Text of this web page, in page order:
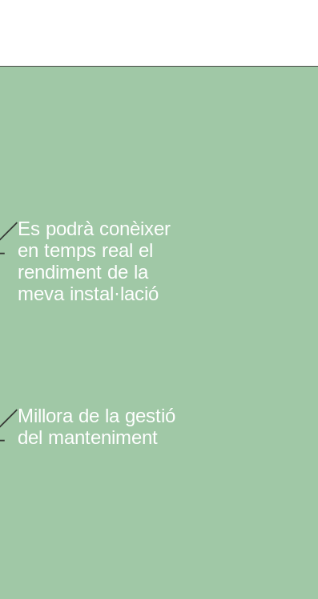
Es podrà conèixer
en temps real el
rendiment de la
meva instal·lació
Millora de la gestió
del manteniment